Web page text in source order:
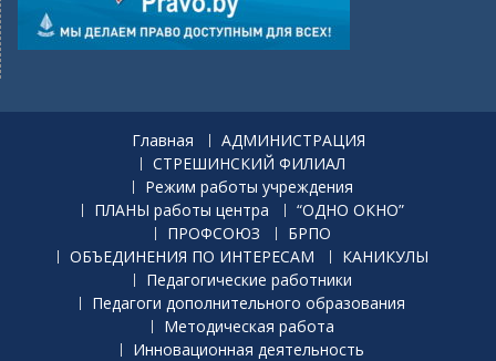
Главная
АДМИНИСТРАЦИЯ
СТРЕШИНСКИЙ ФИЛИАЛ
Режим работы учреждения
ПЛАНЫ работы центра
“ОДНО ОКНО”
ПРОФСОЮЗ
БРПО
ОБЪЕДИНЕНИЯ ПО ИНТЕРЕСАМ
КАНИКУЛЫ
Педагогические работники
Педагоги дополнительного образования
Методическая работа
Инновационная деятельность